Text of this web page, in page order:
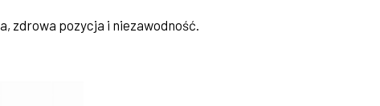
zdrowa pozycja i niezawodność.